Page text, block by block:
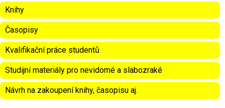
Knihy
Časopisy
Kvalifikační práce studentů
Studijní materiály pro nevidomé a slabozraké
Návrh na zakoupení knihy, časopisu aj.